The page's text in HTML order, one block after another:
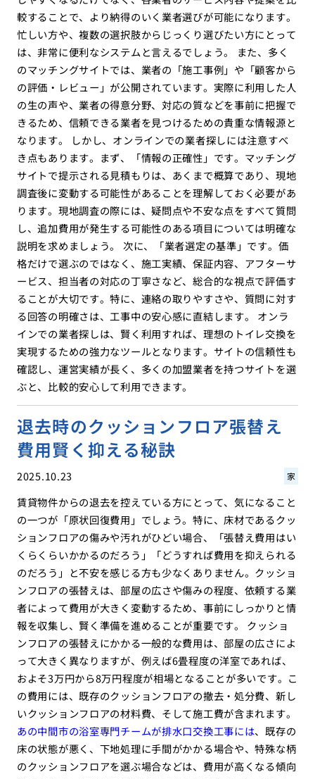
較することで、より納得のいく業者選びが可能になります。
忙しい方や、複数の選択肢からじっくり選びたい方にとって
は、非常に便利なシステムと言えるでしょう。 また、多く
のマッチングサイトでは、業者の「施工事例」や「顧客から
の評価・レビュー」が公開されています。実際に利用した人
の生の声や、業者の得意分野、対応の質などを事前に把握で
きるため、信頼できる業者を見つけるための貴重な情報源と
なります。 しかし、オンラインでの業者探しには注意すべ
き点もあります。まず、「情報の正確性」です。マッチング
サイトで提示される見積もりは、あくまで概算であり、現地
調査後に変動する可能性があることを理解しておく必要があ
ります。現地調査の際には、疑問点や不安な点をすべて質問
し、追加費用が発生する可能性のある項目については明確な
説明を求めましょう。 次に、「業者選定の基準」です。価
格だけで選ぶのではなく、施工実績、保証内容、アフターサ
ービス、担当者の対応の丁寧さなど、総合的な視点で評価す
ることが大切です。特に、連絡の取りやすさや、質問に対す
る回答の明確さは、工事中の安心感に直結します。 オンラ
インでの業者探しは、賢く利用すれば、理想のトイレ交換を
実現するための強力なツールとなります。サイトの信頼性も
確認し、運営実績が長く、多くの加盟業者を持つサイトを選
ぶと、比較的安心して利用できます。
退去時のクッションフロア張替え
費用賢く抑える秘訣
2025.10.23 家
賃貸物件からの退去を控えている方にとって、気になること
の一つが「原状回復費用」でしょう。特に、床材であるクッ
ションフロアの傷みや汚れがひどい場合、「張替え費用はい
くらくらいかかるのだろう」「どうすれば費用を抑えられる
のだろう」と不安を感じる方も少なくありません。クッショ
ンフロアの張替えは、部屋の広さや傷みの程度、依頼する業
者によって費用が大きく変動するため、事前にしっかりと情
報を収集し、賢く準備を進めることが重要です。 クッショ
ンフロアの張替えにかかる一般的な費用は、部屋の広さによ
って大きく異なりますが、例えば6畳程度の洋室であれば、
およそ3万円から8万円程度が相場となることが多いです。こ
の費用には、既存のクッションフロアの撤去・処分費、新し
いクッションフロアの材料費、そして施工費が含まれます。
あの中間市の浴室専門チームが排水口交換工事には、既存の
床の状態が悪く、下地処理に手間がかかる場合や、特殊な柄
のクッションフロアを選ぶ場合などは、費用が高くなる傾向